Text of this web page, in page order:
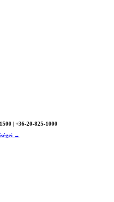
| +36-20-825-1000
→